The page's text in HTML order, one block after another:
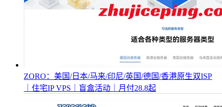
ZORO：美国/日本/马来/印尼/英国/德国/香港原生双ISP
｜住宅IP VPS｜盲盒活动｜月付28.8起